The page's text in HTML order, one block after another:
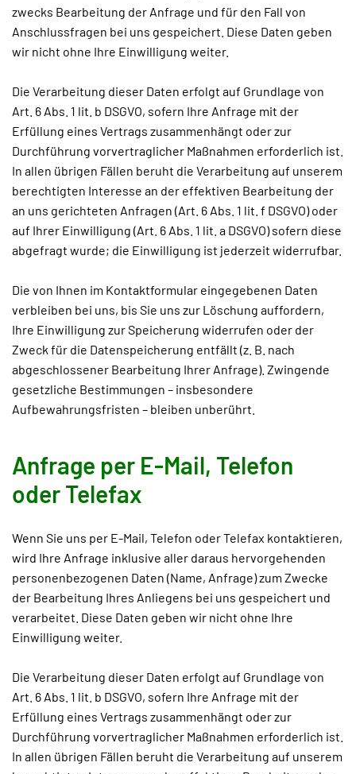
zwecks Bearbeitung der Anfrage und für den Fall von
Anschlussfragen bei uns gespeichert. Diese Daten geben
wir nicht ohne Ihre Einwilligung weiter.
Die Verarbeitung dieser Daten erfolgt auf Grundlage von
Art. 6 Abs. 1 lit. b DSGVO, sofern Ihre Anfrage mit der
Erfüllung eines Vertrags zusammenhängt oder zur
Durchführung vorvertraglicher Maßnahmen erforderlich ist.
In allen übrigen Fällen beruht die Verarbeitung auf unserem
berechtigten Interesse an der effektiven Bearbeitung der
an uns gerichteten Anfragen (Art. 6 Abs. 1 lit. f DSGVO) oder
auf Ihrer Einwilligung (Art. 6 Abs. 1 lit. a DSGVO) sofern diese
abgefragt wurde; die Einwilligung ist jederzeit widerrufbar.
Die von Ihnen im Kontaktformular eingegebenen Daten
verbleiben bei uns, bis Sie uns zur Löschung auffordern,
Ihre Einwilligung zur Speicherung widerrufen oder der
Zweck für die Datenspeicherung entfällt (z. B. nach
abgeschlossener Bearbeitung Ihrer Anfrage). Zwingende
gesetzliche Bestimmungen – insbesondere
Aufbewahrungsfristen – bleiben unberührt.
Anfrage per E-Mail, Telefon
oder Telefax
Wenn Sie uns per E-Mail, Telefon oder Telefax kontaktieren,
wird Ihre Anfrage inklusive aller daraus hervorgehenden
personenbezogenen Daten (Name, Anfrage) zum Zwecke
der Bearbeitung Ihres Anliegens bei uns gespeichert und
verarbeitet. Diese Daten geben wir nicht ohne Ihre
Einwilligung weiter.
Die Verarbeitung dieser Daten erfolgt auf Grundlage von
Art. 6 Abs. 1 lit. b DSGVO, sofern Ihre Anfrage mit der
Erfüllung eines Vertrags zusammenhängt oder zur
Durchführung vorvertraglicher Maßnahmen erforderlich ist.
In allen übrigen Fällen beruht die Verarbeitung auf unserem